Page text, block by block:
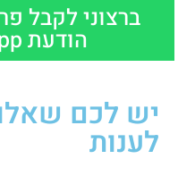
ברצוני לקבל
הודעת Whatsapp
יש לכם
לענות